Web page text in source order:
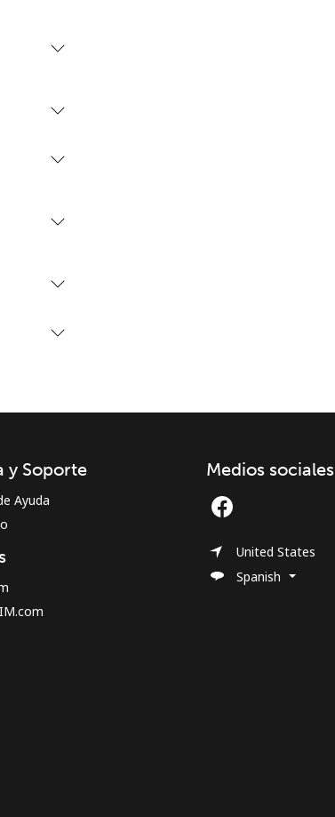
estoy de
→
y Soporte
Ayuda
Medios sociales
United States
Spanish